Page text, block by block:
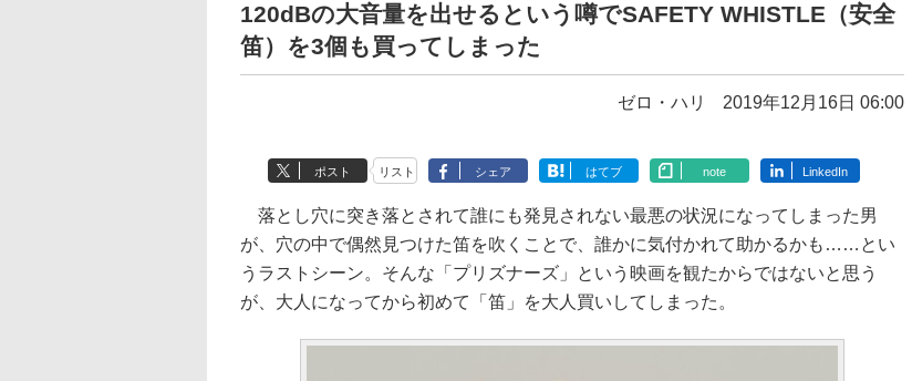
120dBの大音量を出せるという噂でSAFETY WHISTLE（安全
笛）を3個も買ってしまった
ゼロ・ハリ 2019年12月16日 06:00
ポスト リスト シェア はてブ note LinkedIn
落とし穴に突き落とされて誰にも発見されない最悪の状況になってしまった男
が、穴の中で偶然見つけた笛を吹くことで、誰かに気付かれて助かるかも……とい
うラストシーン。そんな「プリズナーズ」という映画を観たからではないと思う
が、大人になってから初めて「笛」を大人買いしてしまった。